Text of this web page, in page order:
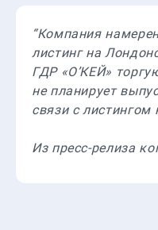
“Компания
листинг на
ГДР «О’КЕЙ»
не планирует
связи с
Из пресс-релиза